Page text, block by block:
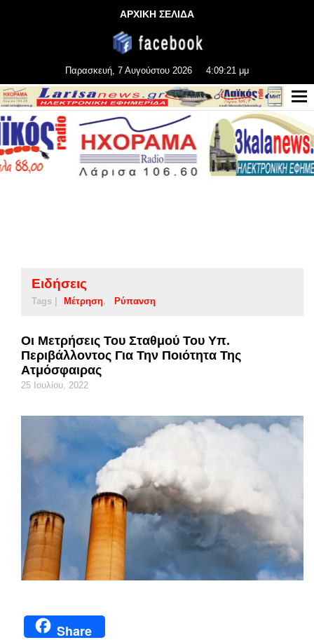
ΑΡΧΙΚΗ ΣΕΛΙΔΑ
Παρασκευή, 7 Αυγούστου 2026 4:09:21 μμ
Ειδήσεις
Tags | Μέτρηση Ρύπανση
Οι Μετρήσεις Του Σταθμού Του Υπ.
Περιβάλλοντος Για Την Ποιότητα Της
Ατμόσφαιρας
25 Ιουλίου, 2022
Share